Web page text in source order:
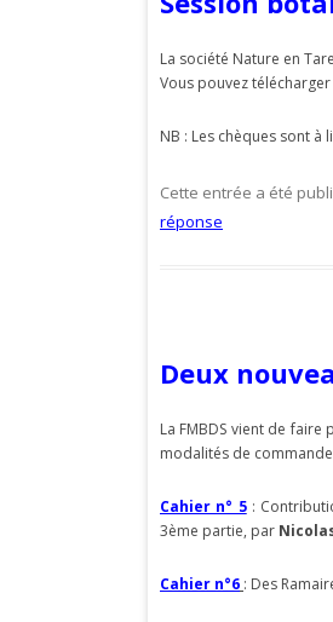
La société Nature en
Vous pouvez
NB : Les chèques sont à
Cette entrée a été
réponse
Deux
La FMBDS vient de
modalités de
Cahier n° 5:
3ème partie, par
Cahier n°6 : Des